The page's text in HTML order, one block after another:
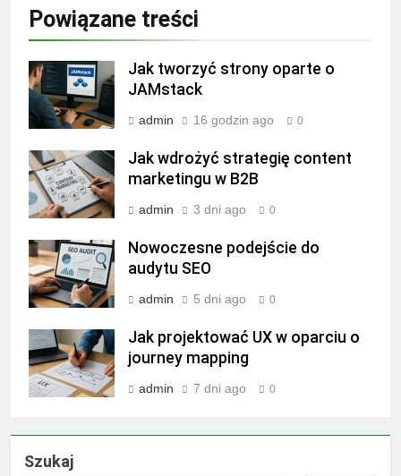
Powiązane treści
Jak tworzyć strony oparte o
JAMstack
admin 16 godzin ago 0
Jak wdrożyć strategię content
marketingu w B2B
admin 3 dni ago 0
Nowoczesne podejście do
audytu SEO
admin 5 dni ago 0
Jak projektować UX w oparciu o
journey mapping
admin 7 dni ago 0
Szukaj